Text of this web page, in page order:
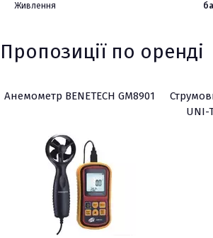
Живлення
Пропозиції по оренді
Анемометр BENETECH GM8901
UNI-